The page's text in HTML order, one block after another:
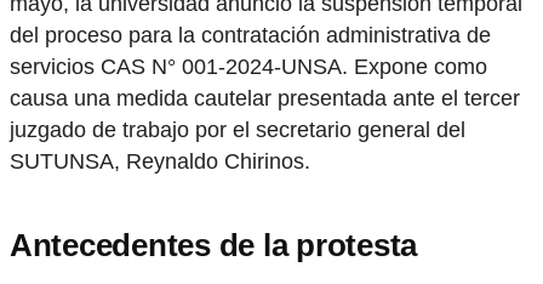
del proceso para la contratación administrativa de
servicios CAS N° 001-2024-UNSA. Expone como
causa una medida cautelar presentada ante el tercer
juzgado de trabajo por el secretario general del
SUTUNSA, Reynaldo Chirinos.
Antecedentes de la protesta